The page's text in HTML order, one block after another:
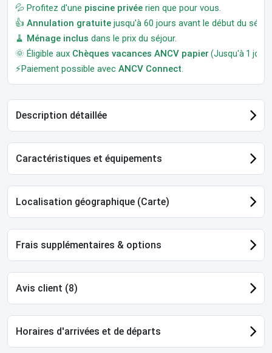
💦 Profitez d'une piscine privée rien que pour vous.
👍 Annulation gratuite jusqu'à 60 jours avant le début du
🧹 Ménage inclus dans le prix du séjour.
🌞 Éligible aux Chèques vacances ANCV papier (Jusqu'à 1 jour
⚡Paiement possible avec ANCV Connect.
Description détaillée
Caractéristiques et équipements
Localisation géographique (Carte)
Frais supplémentaires & options
Avis client (8)
Horaires d'arrivées et de départs